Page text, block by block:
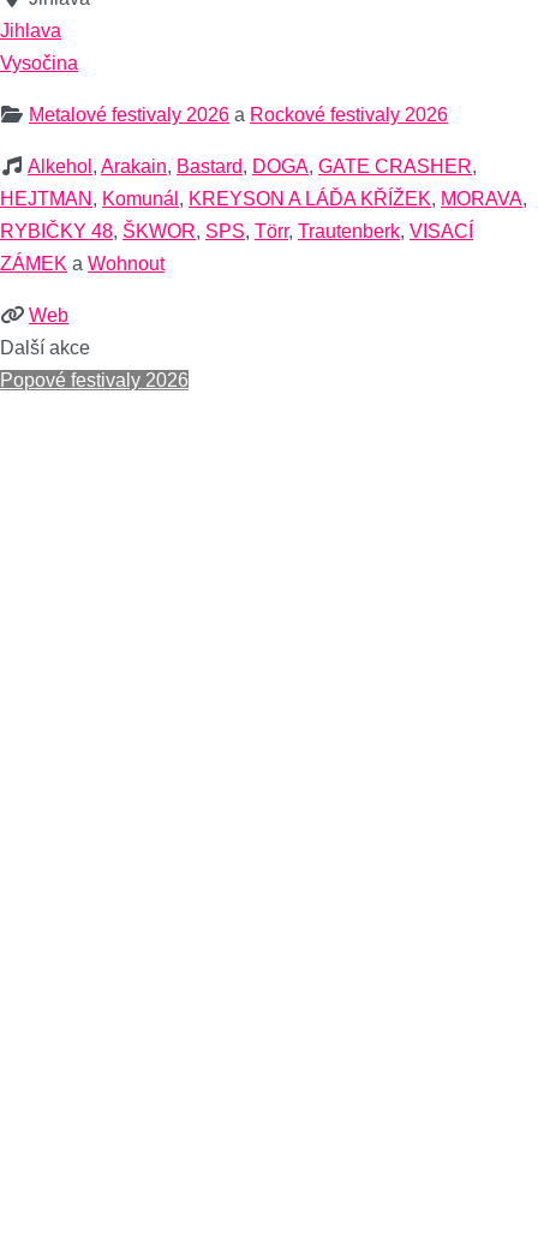
Jihlava
Vysočina
Metalové festivaly 2026 a Rockové festivaly 2026
Alkehol , Arakain, Bastard, DOGA, GATE CRASHER,
HEJTMAN , Komunál , KREYSON A LÁĎA KŘÍŽEK, MORAVA,
RYBIČKY 48, ŠKWOR, SPS, Törr, Trautenberk, VISACÍ
ZÁMEK a Wohnout
Web
Další akce
Popové festivaly 2026